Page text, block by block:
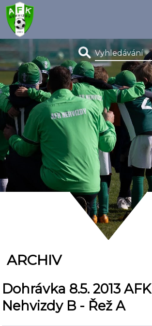
ARCHIV
Dohrávka 8.5. 2013 AFK
Nehvizdy B - Řež A